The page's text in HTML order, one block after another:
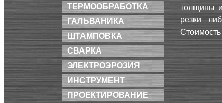
ТЕРМООБРАБОТКА
ГАЛЬВАНИКА
ШТАМПОВКА
СВАРКА
ЭЛЕКТРОЭРОЗИЯ
ИНСТРУМЕНТ
ПРОЕКТИРОВАНИЕ
толщины
резки